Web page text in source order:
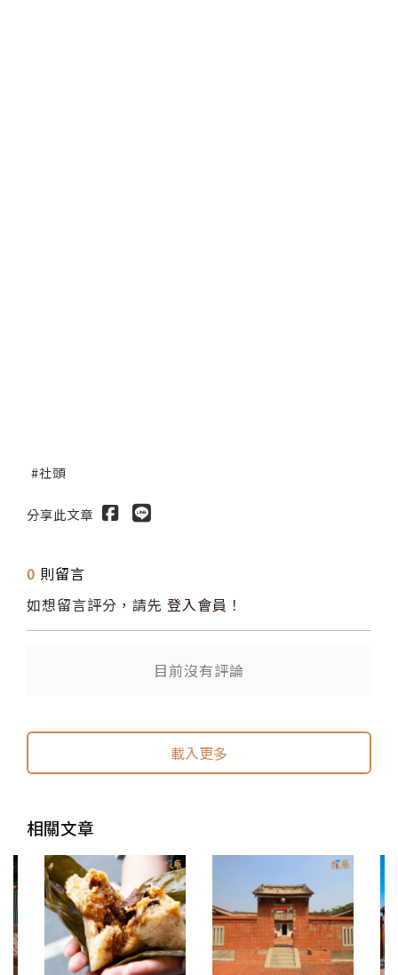
社頭
分享此文章
0 則留言
如想留言評分，請先 登入會員 ！
目前沒有評論
載入更多
相關文章